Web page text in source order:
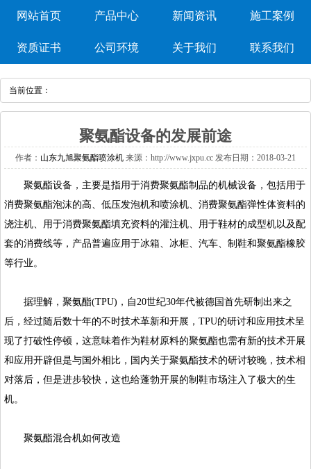
网站首页 产品中心 新闻资讯 施工案例
资质证书 公司环境 关于我们 联系我们
当前位置：
聚氨酯设备的发展前途
作者： 山东九旭聚氨酯喷涂机 来源：http://www.jxpu.cc发布日期：2018-03-21
聚氨酯设备，主要是指用于消费聚氨酯制品的机械设备，包括用于
消费聚氨酯泡沫的高、低压发泡机和喷涂机、消费聚氨酯弹性体资料的
浇注机、用于消费聚氨酯填充资料的灌注机、用于鞋材的成型机以及配
套的消费线等，产品普遍应用于冰箱、冰柜、汽车、制鞋和聚氨酯橡胶
等行业。
据理解，聚氨酯(TPU)，自20世纪30年代被德国首先研制出来之
后，经过随后数十年的不时技术革新和开展，TPU的研讨和应用技术呈
现了打破性停顿，这意味着作为鞋材原料的聚氨酯也需有新的技术开展
和应用开辟但是与国外相比，国内关于聚氨酯技术的研讨较晚，技术相
对落后，但是进步较快，这也给蓬勃开展的制鞋市场注入了极大的生
机。
聚氨酯混合机如何改造